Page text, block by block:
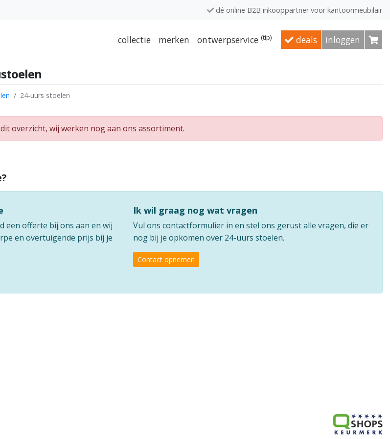
collectie merken ontwerpservice (tip) deals inloggen
dé online B2B inkooppartner voor kantoormeubilair
24-uurs stoelen
overzicht, wij werken nog aan ons assortiment.
een offerte bij ons aan en wij
en overtuigende prijs bij je
Ik wil graag nog wat vragen
Vul ons contactformulier in en stel ons gerust alle vragen, die er
nog bij je opkomen over 24-uurs stoelen.
Contact opnemen